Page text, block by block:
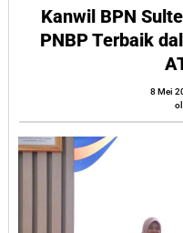
Kanwil BPN
PNBP Terbaik
8 Mei